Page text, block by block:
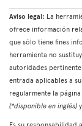
Aviso legal: La
ofrece información
que sólo tiene fines
herramienta no
autoridades
entrada aplicables a
regularmente la
(*disponible en inglés)